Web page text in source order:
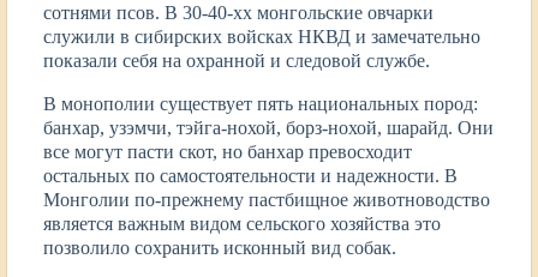
сотнями псов. В 30-40-хх монгольские овчарки
служили в сибирских войсках НКВД и замечательно
показали себя на охранной и следовой службе.
В монополии существует пять национальных пород:
банхар, узэмчи, тэйга-нохой, борз-нохой, шарайд. Они
все могут пасти скот, но банхар превосходит
остальных по самостоятельности и надежности. В
Монголии по-прежнему пастбищное животноводство
является важным видом сельского хозяйства это
позволило сохранить исконный вид собак.